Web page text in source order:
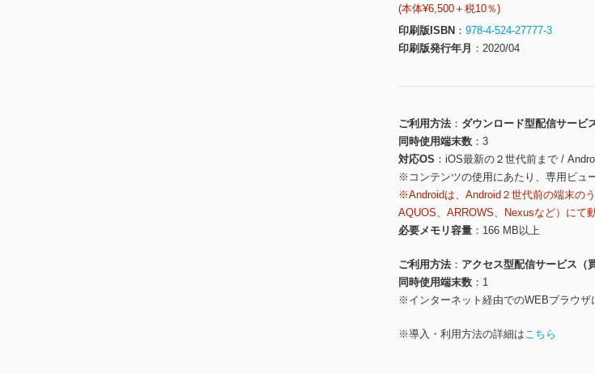
(本体¥6,500＋税10％)
印刷版ISBN
978-4-524-27777-3
印刷版発行年月
2020/04
ご利用方法
ダウンロード型配信サービ
同時使用端末数
3
対応OS
iOS最新の２世代前まで /
※コンテンツの使用にあたり、専用ビュ
※Androidは、Android２世代前の端末の
AQUOS、ARROWS、Nexusなど）にて
必要メモリ容量
166 MB以上
ご利用方法
アクセス型配信サービス（
同時使用端末数
1
※インターネット経由でのWEBブラウザ
※導入・利用方法の詳細はこちら